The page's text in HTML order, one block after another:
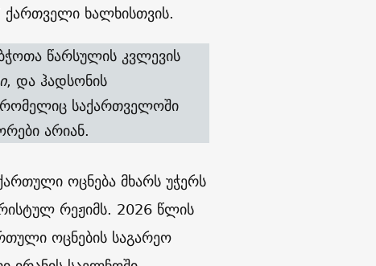
ქართველი ხალხისთვის.
წარსულის კვლევის
, და ჰადსონის
რომელიც საქართველოში
არიან.
ოცნება მხარს უჭერს
რეჟიმს. 2026 წლის
ოცნების საგარეო